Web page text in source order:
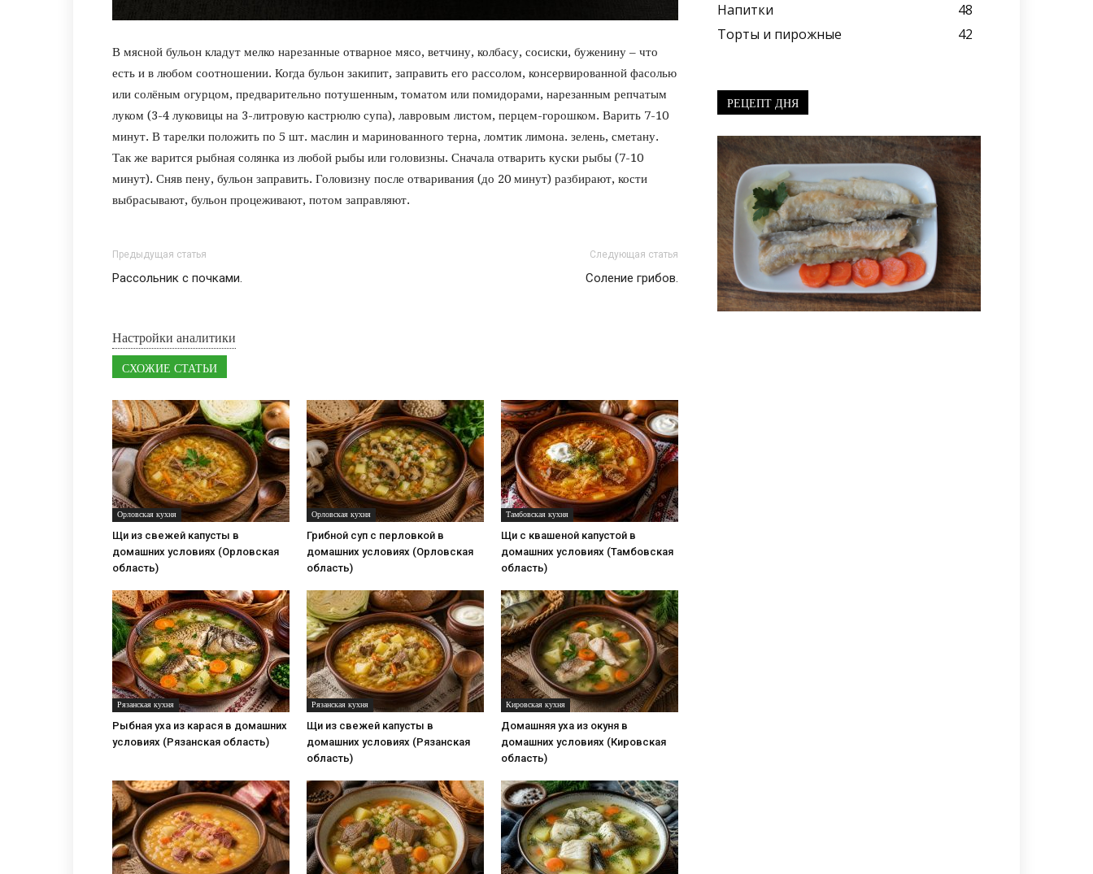
+
фото
В мясной бульон кладут мелко нарезанные отварное мясо, ветчину, колбасу, сосиски, буженину – что
есть и в любом соотношении. Когда бульон закипит, заправить его рассолом, консервированной фасолью
или солёным огурцом, предварительно потушенным, томатом или помидорами, нарезанным репчатым
луком (3-4 луковицы на 3-литровую кастрюлю супа), лавровым листом, перцем-горошком. Варить 7-10
минут. В тарелки положить по 5 шт. маслин и маринованного терна, ломтик лимона. зелень, сметану.
Так же варится рыбная солянка из любой рыбы или головизны. Сначала отварить куски рыбы (7-10
минут). Сняв пену, бульон заправить. Головизну после отваривания (до 20 минут) разбирают, кости
выбрасывают, бульон процеживают, потом заправляют.
Предыдущая статья
Рассольник с почками.
Следующая статья
Соление грибов.
Настройки аналитики
СХОЖИЕ СТАТЬИ
Орловская кухня
Щи из свежей капусты в
домашних условиях (Орловская
область)
Орловская кухня
Грибной суп с перловкой в
домашних условиях (Орловская
область)
Тамбовская кухня
Щи с квашеной капустой в
домашних условиях (Тамбовская
область)
Рязанская кухня
Рыбная уха из карася в домашних
условиях (Рязанская область)
Рязанская кухня
Щи из свежей капусты в
домашних условиях (Рязанская
область)
Кировская кухня
Домашняя уха из окуня в
домашних условиях (Кировская
область)
Напитки
48
Торты и пирожные
42
РЕЦЕПТ ДНЯ